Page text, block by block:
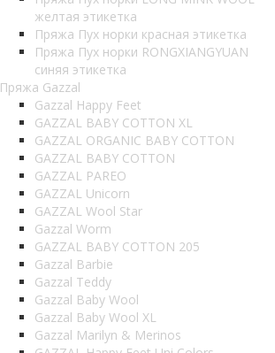
желтая этикетка
Пряжа Пух норки красная этикетка
Пряжа Пух норки RONGXIANGYUAN
синяя этикетка
Пряжа Gazzal
Gazzal Happy Feet
GAZZAL BABY COTTON XL
GAZZAL ORGANIC BABY COTTON
GAZZAL BABY COTTON
GAZZAL PAREO
GAZZAL Unicorn
GAZZAL Wool Star
Gazzal Worm
GAZZAL BABY COTTON 205
Gazzal Barbie
Gazzal Teddy
Gazzal Baby Wool
Gazzal Baby Wool XL
Gazzal Marilyn & Merinos